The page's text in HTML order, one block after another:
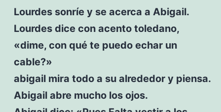
Lourdes sonríe y se acerca a Abigail.
Lourdes dice con acento toledano,
«dime, con qué te puedo echar un
cable?»
abigail mira todo a su alrededor y piensa.
Abigail abre mucho los ojos.